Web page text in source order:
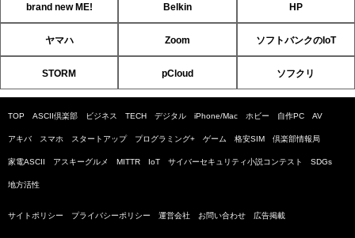
brand new ME! Belkin HP
ヤマハ Zoom ソフトバンクのIoT
STORM pCloud ソフクリ
TOP ASCII倶楽部 ビジネス TECH デジタル iPhone/Mac ホビー 自作PC AV
アキバ スマホ スタートアップ プログラミング+ ゲーム 格安SIM 倶楽部情報局
家電ASCII アスキーグルメ MITTR IoT サイバーセキュリティ小説コンテスト SDGs
地方活性
サイトポリシー プライバシーポリシー 運営会社 お問い合わせ 広告掲載